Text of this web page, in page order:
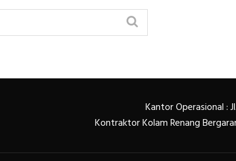
Kantor Operasional :
Kontraktor Kolam Renang